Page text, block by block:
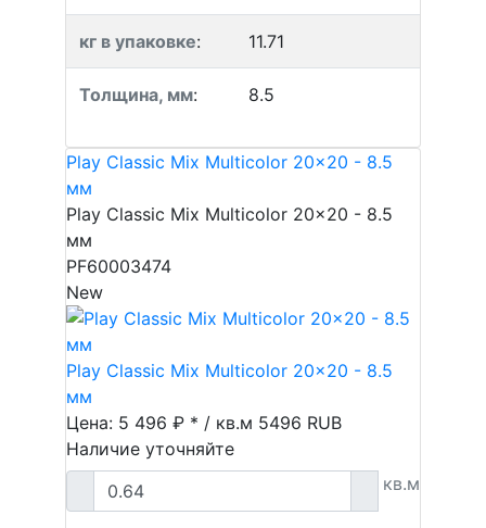
кг в упаковке: 11.71
Толщина, мм: 8.5
Play Classic Mix Multicolor 20x20 - 8.5
мм
Play Classic Mix Multicolor 20x20 - 8.5
мм
PF60003474
New
Play Classic Mix Multicolor 20x20 - 8.5
мм
Цена: 5 496 ₽ * / кв.м 5496 RUB
Наличие уточняйте
кв.м